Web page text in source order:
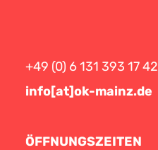
+49 (0) 6 131 393 17 42
info[at]ok-mainz.de
ÖFFNUNGSZEITEN